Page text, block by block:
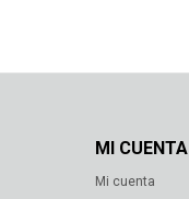
MI CUENTA
Mi cuenta